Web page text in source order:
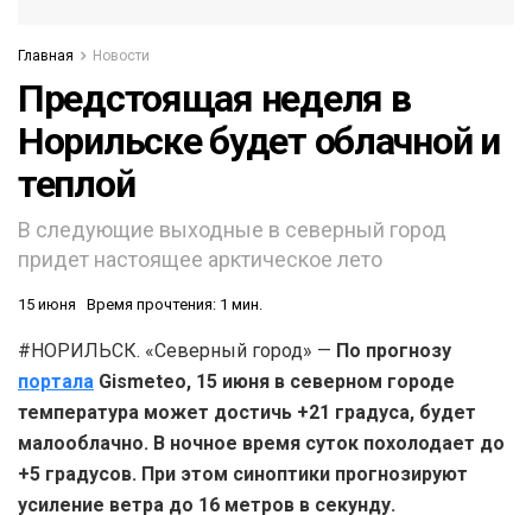
Главная Новости
Предстоящая неделя в
Норильске будет облачной и
теплой
В следующие выходные в северный город
придет настоящее арктическое лето
15 июня Время прочтения: 1 мин.
#НОРИЛЬСК. «Северный город» — По прогнозу
портала Gismeteo, 15 июня в северном городе
температура может достичь +21 градуса, будет
малооблачно. В ночное время суток похолодает до
+5 градусов. При этом синоптики прогнозируют
усиление ветра до 16 метров в секунду.